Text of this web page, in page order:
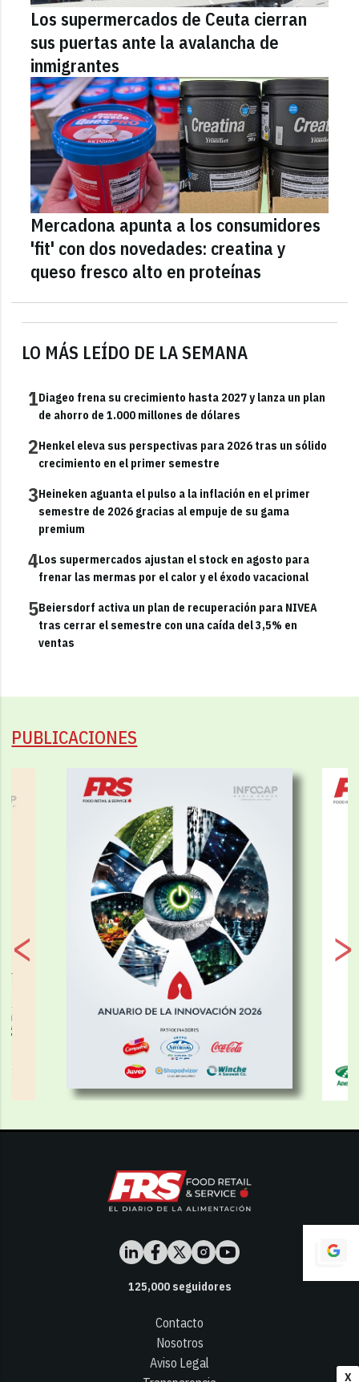
X
LO MÁS LEÍDO DE LA SEMANA
1Diageo frena su crecimiento hasta 2027 y lanza un plan
de ahorro de 1.000 millones de dólares
2Henkel eleva sus perspectivas para 2026 tras un sólido
crecimiento en el primer semestre
3Heineken aguanta el pulso a la inflación en el primer
semestre de 2026 gracias al empuje de su gama
premium
4Los supermercados ajustan el stock en agosto para
frenar las mermas por el calor y el éxodo vacacional
5Beiersdorf activa un plan de recuperación para NIVEA
tras cerrar el semestre con una caída del 3,5% en
ventas
Los supermercados de Ceuta cierran
sus puertas ante la avalancha de
inmigrantes
Mercadona apunta a los consumidores
'fit' con dos novedades: creatina y
queso fresco alto en proteínas
PUBLICACIONES
125,000seguidores
Contacto
Nosotros
Aviso Legal